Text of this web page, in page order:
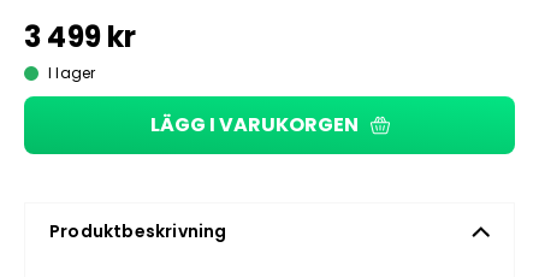
3 499 kr
I lager
LÄGG I VARUKORGEN
Produktbeskrivning